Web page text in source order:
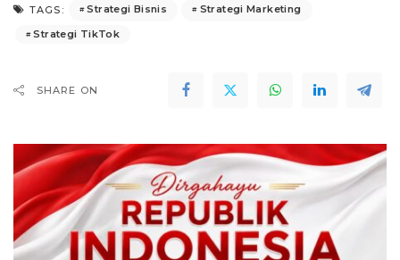
TAGS: Strategi Bisnis
Strategi Marketing
Strategi TikTok
SHARE ON